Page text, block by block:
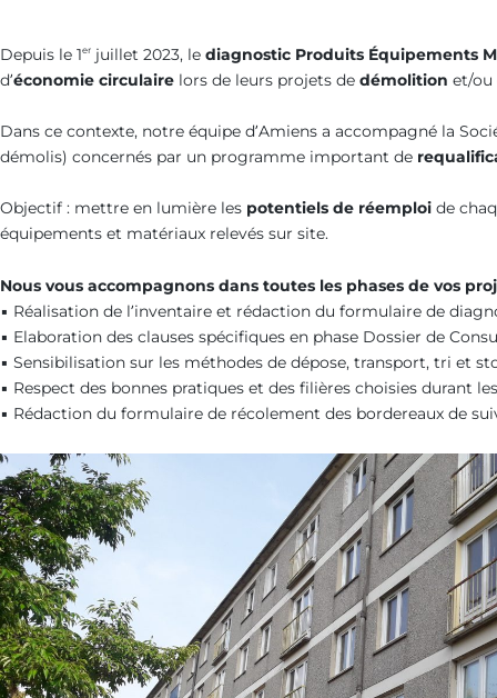
Depuis le 1er juillet 2023, le diagnostic Produits Équipements
d’économie circulaire lors de leurs projets de démolition et/ou
Dans ce contexte, notre équipe d’Amiens a accompagné la
démolis) concernés par un programme important de
Objectif : mettre en lumière les potentiels de réemploi de
équipements et matériaux relevés sur site.
Nous vous accompagnons dans toutes les phases de vos
▪ Réalisation de l’inventaire et rédaction du formulaire de
▪ Elaboration des clauses spécifiques en phase Dossier de
▪ Sensibilisation sur les méthodes de dépose, transport, tri et
▪ Respect des bonnes pratiques et des filières choisies durant
▪ Rédaction du formulaire de récolement des bordereaux de